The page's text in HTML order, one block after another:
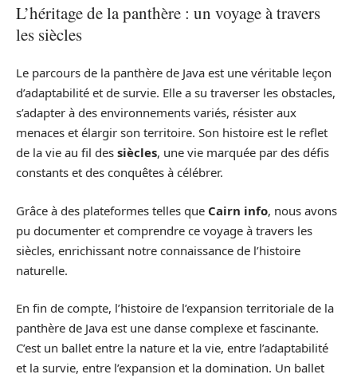
L’héritage de la panthère : un voyage à travers
les siècles
Le parcours de la panthère de Java est une véritable leçon
d’adaptabilité et de survie. Elle a su traverser les obstacles,
s’adapter à des environnements variés, résister aux
menaces et élargir son territoire. Son histoire est le reflet
de la vie au fil des siècles, une vie marquée par des défis
constants et des conquêtes à célébrer.
Grâce à des plateformes telles que Cairn info, nous avons
pu documenter et comprendre ce voyage à travers les
siècles, enrichissant notre connaissance de l’histoire
naturelle.
En fin de compte, l’histoire de l’expansion territoriale de la
panthère de Java est une danse complexe et fascinante.
C’est un ballet entre la nature et la vie, entre l’adaptabilité
et la survie, entre l’expansion et la domination. Un ballet